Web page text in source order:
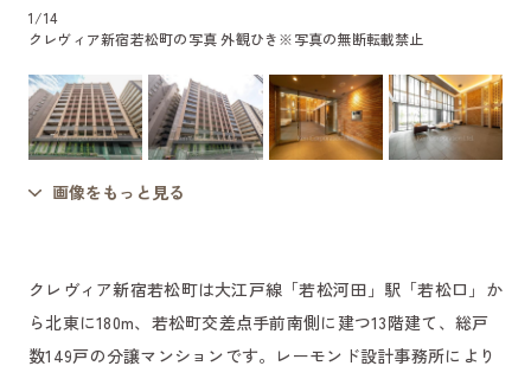
1/14
クレヴィア新宿若松町の写真 外観ひき※写真の無断転載禁止
画像をもっと見る
クレヴィア新宿若松町は大江戸線「若松河田」駅「若松口」か
ら北東に180m、若松町交差点手前南側に建つ13階建て、総戸
数149戸の分譲マンションです。レーモンド設計事務所により